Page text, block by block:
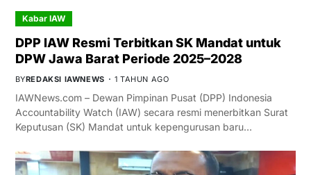
Kabar IAW
DPP IAW Resmi Terbitkan SK Mandat untuk
DPW Jawa Barat Periode 2025–2028
BYREDAKSI IAWNEWS 1 TAHUN AGO
IAWNews.com – Dewan Pimpinan Pusat (DPP) Indonesia
Accountability Watch (IAW) secara resmi menerbitkan Surat
Keputusan (SK) Mandat untuk kepengurusan baru…